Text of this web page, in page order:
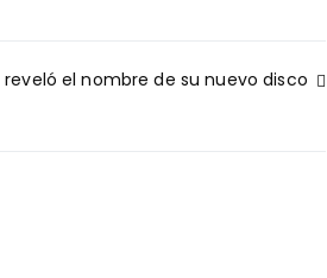
reveló el nombre de su nuevo disco